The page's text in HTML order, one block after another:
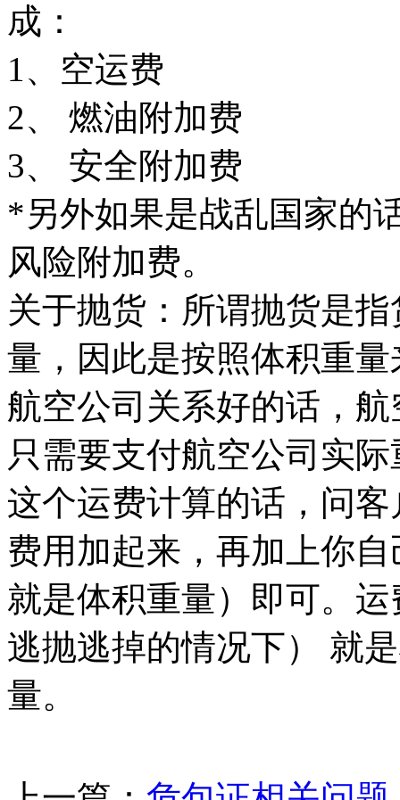
成：
1、空运费
2、 燃油附加费
3、 安全附加费
*另外如果是战乱国家的
风险附加费。
关于抛货：所谓抛货是
量，因此是按照体积重
航空公司关系好的话，
只需要支付航空公司实
这个运费计算的话，问
费用加起来，再加上你
就是体积重量）即可。
逃抛逃掉的情况下） 就
量。